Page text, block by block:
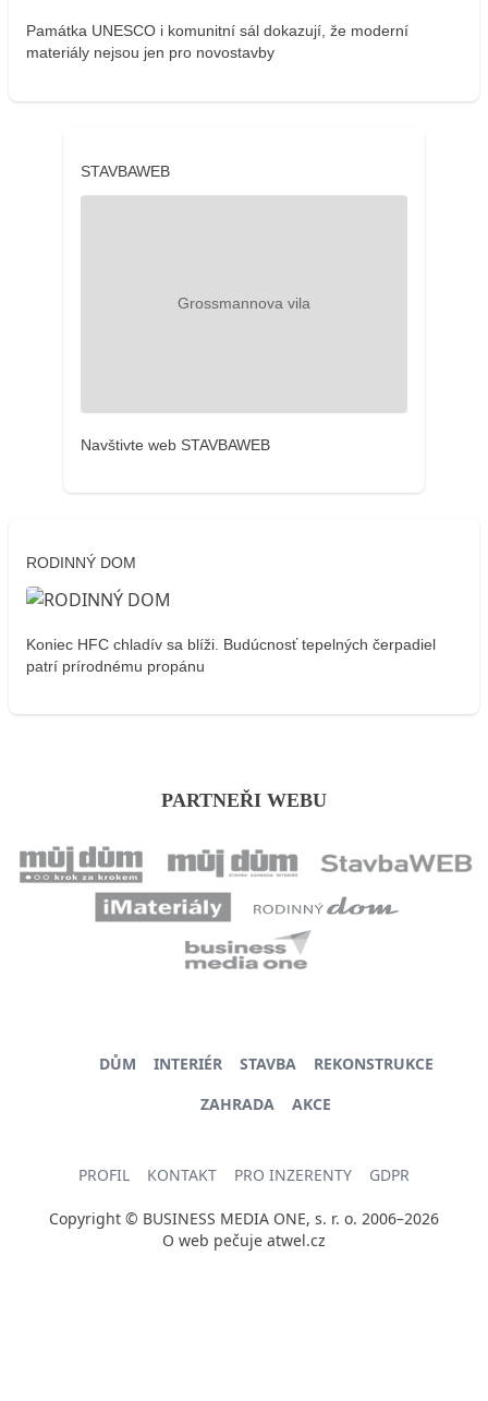
Památka UNESCO i komunitní sál dokazují, že moderní
materiály nejsou jen pro novostavby
STAVBAWEB
Navštivte web STAVBAWEB
RODINNÝ DOM
Koniec HFC chladív sa blíži. Budúcnosť tepelných čerpadiel
patrí prírodnému propánu
PARTNEŘI WEBU
DŮM INTERIÉR STAVBA
REKONSTRUKCE
ZAHRADA
AKCE
PROFIL KONTAKT PRO INZERENTY GDPR
Copyright © BUSINESS MEDIA ONE, s. r. o. 2006–2026